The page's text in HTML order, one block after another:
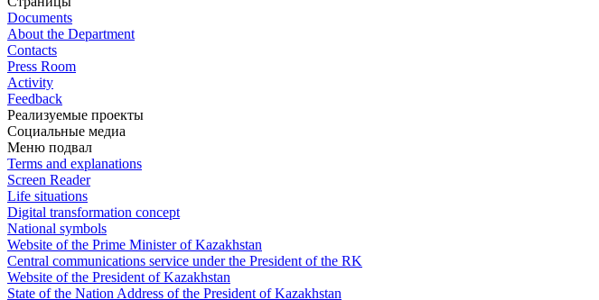
Documents
About the Department
Contacts
Press Room
Activity
Feedback
Реализуемые проекты
Социальные медиа
Меню подвал
Terms and explanations
Screen Reader
Life situations
Digital transformation concept
National symbols
Website of the Prime Minister of Kazakhstan
Central communications service under the President of the RK
Website of the President of Kazakhstan
State of the Nation Address of the President of Kazakhstan